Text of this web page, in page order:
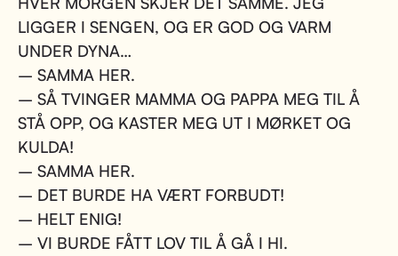
LIGGER I SENGEN, OG ER GOD OG VARM
UNDER DYNA…
– SAMMA HER.
– SÅ TVINGER MAMMA OG PAPPA MEG TIL Å
STÅ OPP, OG KASTER MEG UT I MØRKET OG
KULDA!
– SAMMA HER.
– DET BURDE HA VÆRT FORBUDT!
– HELT ENIG!
– VI BURDE FÅTT LOV TIL Å GÅ I HI.